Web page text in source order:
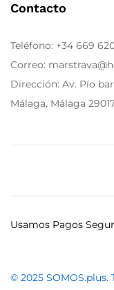
Contacto
Teléfono: +34 669
Correo:
Dirección: Av. Pío
Málaga, Málaga
© 2025 SOMOS.plus.
Usamos Pagos